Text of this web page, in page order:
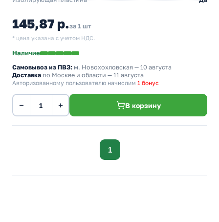
145,87 р.за 1 шт
* цена указана с учетом НДС.
Наличие
Самовывоз из ПВЗ: м. Новохохловская — 10 августа
Доставка по Москве и области — 11 августа
Авторизованному пользователю начислим 1 бонус
− + В корзину
1